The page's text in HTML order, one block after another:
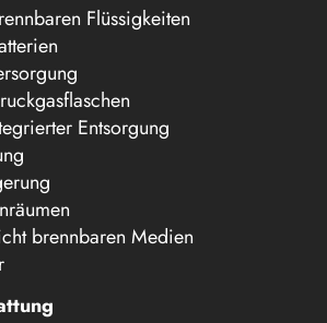
Flüssigkeiten
Entsorgung
brennbaren Medien